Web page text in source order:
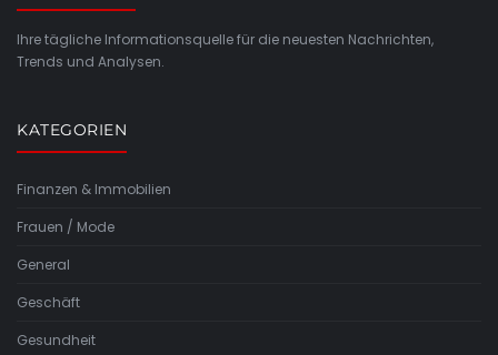
Ihre tägliche Informationsquelle für die neuesten Nachrichten,
Trends und Analysen.
KATEGORIEN
Finanzen & Immobilien
Frauen / Mode
General
Geschäft
Gesundheit